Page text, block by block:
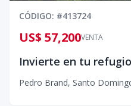
CÓDIGO: #413724
VENTA
US$ 57,200
Pedro Brand, Santo